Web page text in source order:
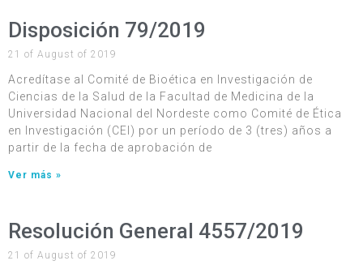
Disposición 79/2019
21 of August of 2019
Acredítase al Comité de Bioética en Investigación de
Ciencias de la Salud de la Facultad de Medicina de la
Universidad Nacional del Nordeste como Comité de Ética
en Investigación (CEI) por un período de 3 (tres) años a
partir de la fecha de aprobación de
Ver más »
Resolución General 4557/2019
21 of August of 2019